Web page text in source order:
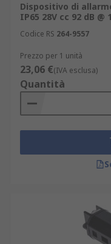
Dispositivo di
IP65 28V cc 92 dB @
Codice RS 264-9557
Prezzo per 1 unità
23,06 €(IVA esclusa)
Quantità